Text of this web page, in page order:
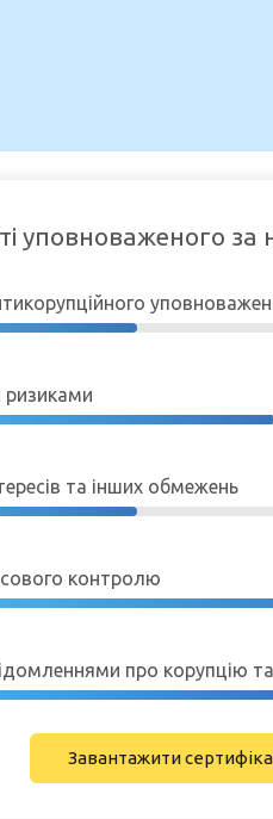
уповноваженого за
ризиками
та інших обмежень
контролю
про корупцію
Завантажити